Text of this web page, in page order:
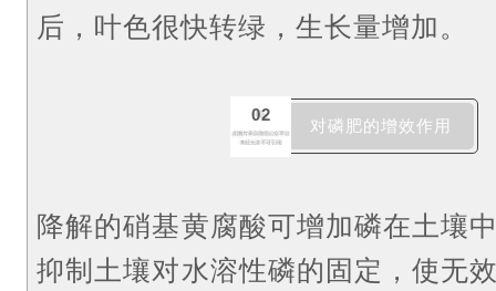
后，叶色很快转绿，生长量增加。
02
对磷肥的增效作用
降解的硝基黄腐酸可增加磷在土壤
抑制土壤对水溶性磷的固定，使无